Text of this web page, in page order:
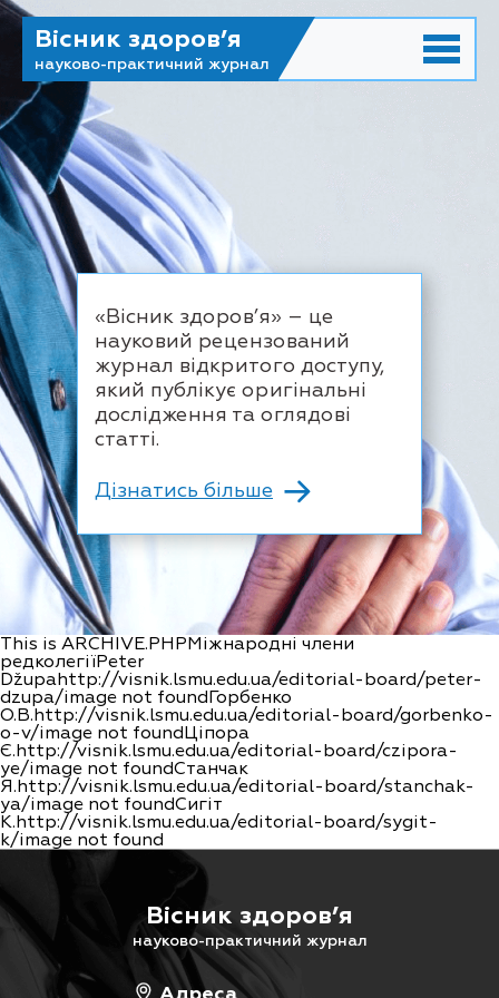
Вісник здоров’я
науково-практичний журнал
«Вісник здоров’я» – це
науковий рецензований
журнал відкритого доступу,
який публікує оригінальні
дослідження та оглядові
статті.
Дізнатись більше
This is ARCHIVE.PHPМіжнародні члени
редколегіїPeter
Džupahttp://visnik.lsmu.edu.ua/editorial-board/peter-
dzupa/image not foundГорбенко
О.В.http://visnik.lsmu.edu.ua/editorial-board/gorbenko-
o-v/image not foundЦіпора
Є.http://visnik.lsmu.edu.ua/editorial-board/czipora-
ye/image not foundСтанчак
Я.http://visnik.lsmu.edu.ua/editorial-board/stanchak-
ya/image not foundСигіт
К.http://visnik.lsmu.edu.ua/editorial-board/sygit-
k/image not found
Вісник здоров’я
науково-практичний журнал